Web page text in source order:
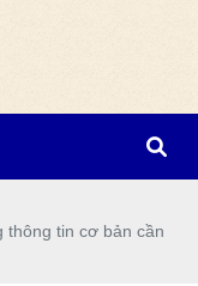
thông tin cơ bản cần